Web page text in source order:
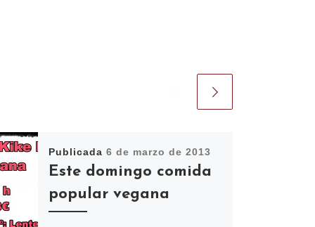
Publicada6 de marzo de 2013
Este domingo comida
popular vegana